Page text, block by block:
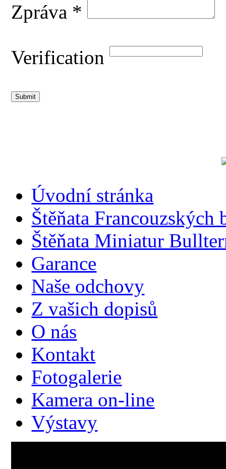
Zpráva *
Verification
Úvodní stránka
Štěňata Francouzských
Štěňata Miniatur
Garance
Naše odchovy
Z vašich dopisů
O nás
Kontakt
Fotogalerie
Kamera on-line
Výstavy